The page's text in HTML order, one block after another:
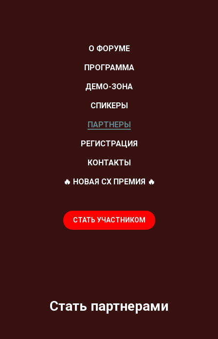
О ФОРУМЕ
ПРОГРАММА
ДЕМО-ЗОНА
СПИКЕРЫ
ПАРТНЕРЫ
РЕГИСТРАЦИЯ
КОНТАКТЫ
🔥 НОВАЯ СХ ПРЕМИЯ 🔥
СТАТЬ УЧАСТНИКОМ
Стать партнерами